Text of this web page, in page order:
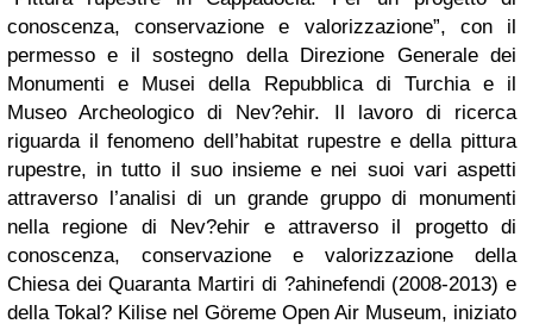
conoscenza, conservazione e valorizzazione”, con il
permesso e il sostegno della Direzione Generale dei
Monumenti e Musei della Repubblica di Turchia e il
Museo Archeologico di Nev?ehir. Il lavoro di ricerca
riguarda il fenomeno dell’habitat rupestre e della pittura
rupestre, in tutto il suo insieme e nei suoi vari aspetti
attraverso l’analisi di un grande gruppo di monumenti
nella regione di Nev?ehir e attraverso il progetto di
conoscenza, conservazione e valorizzazione della
Chiesa dei Quaranta Martiri di ?ahinefendi (2008-2013) e
della Tokal? Kilise nel Göreme Open Air Museum, iniziato